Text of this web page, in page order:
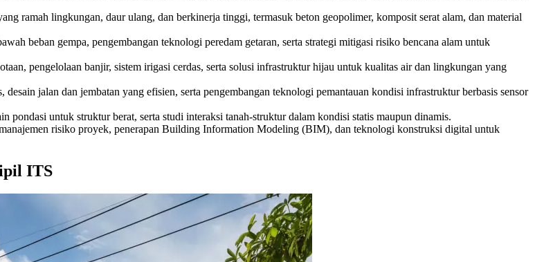
ramah lingkungan, daur ulang, dan berkinerja tinggi, termasuk beton geopolimer, komposit serat alam, dan material
beban gempa, pengembangan teknologi peredam getaran, serta strategi mitigasi risiko bencana alam untuk
pengelolaan banjir, sistem irigasi cerdas, serta solusi infrastruktur hijau untuk kualitas air dan lingkungan yang
desain jalan dan jembatan yang efisien, serta pengembangan teknologi pemantauan kondisi infrastruktur berbasis sensor
pondasi untuk struktur berat, serta studi interaksi tanah-struktur dalam kondisi statis maupun dinamis.
risiko proyek, penerapan Building Information Modeling (BIM), dan teknologi konstruksi digital untuk
ITS